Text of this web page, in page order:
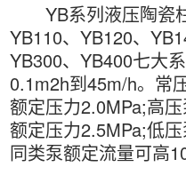
YB系列液压陶瓷柱
YB110、YB120、
YB300、YB400七大
0.1m2h到45m/h。常
额定压力2.0MPa;高压
额定压力2.5MPa;低
同类泵额定流量可高